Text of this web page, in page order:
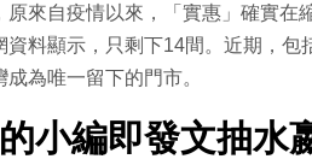
原來自疫情以來，「實惠」確實在
資料顯示，只剩下14間。近期，
成為唯一留下的門市。
小編即發文抽水